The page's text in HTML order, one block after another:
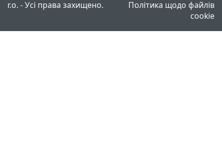
r.o. - Усі права захищено.
Політика щодо файлів
cookie